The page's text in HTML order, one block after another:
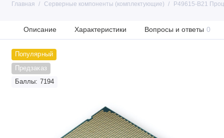
Главная Серверные компоненты (комплектующие) P49615-B21
Описание Характеристики Вопросы и ответы 0
Популярный
Предзаказ
Баллы: 7194